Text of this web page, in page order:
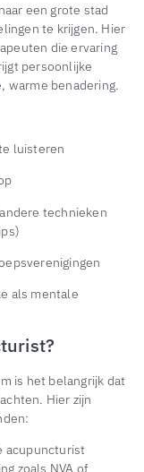
een grote stad
te krijgen. Hier
die ervaring
persoonlijke
warme benadering.
luisteren
technieken
als mentale
is het belangrijk dat
Hier zijn
acupuncturist
zoals NVA of